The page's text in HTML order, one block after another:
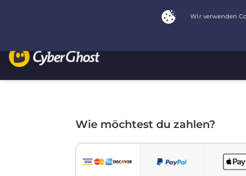
Wie möchtest du zahlen?